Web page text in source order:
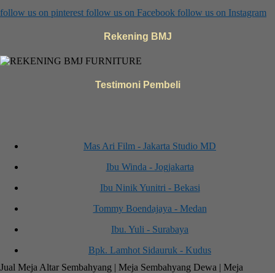
follow us on pinterest follow us on Facebook follow us on Instagram
Rekening BMJ
Testimoni Pembeli
Mas Ari Film - Jakarta Studio MD
Ibu Winda - Jogjakarta
Ibu Ninik Yunitri - Bekasi
Tommy Boendajaya - Medan
Ibu. Yuli - Surabaya
Bpk. Lamhot Sidauruk - Kudus
Bpk. Yoshi - Jakarta
Jual Meja Altar Sembahyang | Meja Sembahyang Dewa | Meja